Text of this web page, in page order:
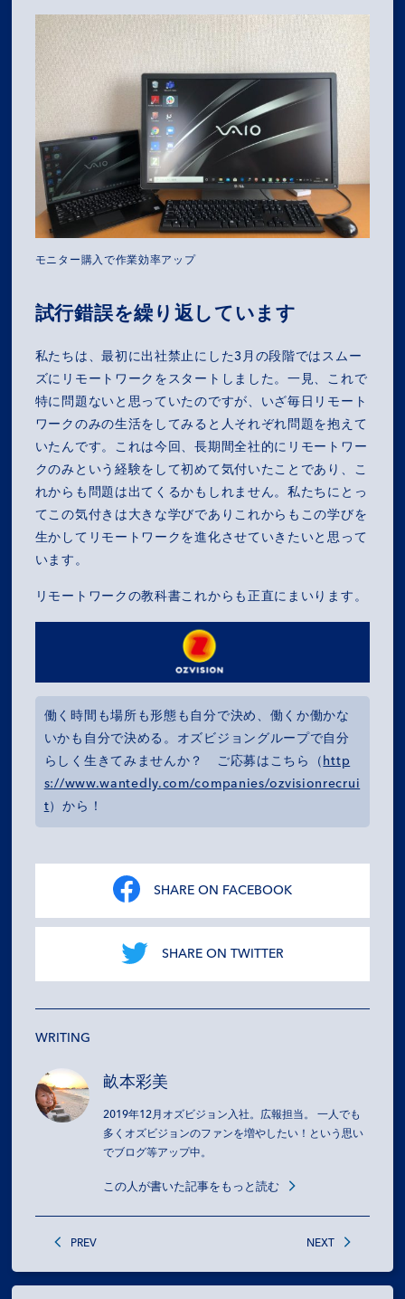
SERVICES
RECRUIT
NEWS
OZ MEDIA
PRIVACY POLICY CONTACT
モニター購入で作業効率アップ
試行錯誤を繰り返しています
私たちは、最初に出社禁止にした3月の段階ではスムー
ズにリモートワークをスタートしました。一見、これで
特に問題ないと思っていたのですが、いざ毎日リモート
ワークのみの生活をしてみると人それぞれ問題を抱えて
いたんです。これは今回、長期間全社的にリモートワー
クのみという経験をして初めて気付いたことであり、こ
れからも問題は出てくるかもしれません。私たちにとっ
てこの気付きは大きな学びでありこれからもこの学びを
生かしてリモートワークを進化させていきたいと思って
います。
リモートワークの教科書これからも正直にまいります。
働く時間も場所も形態も自分で決め、働くか働かな
いかも自分で決める。オズビジョングループで自分
らしく生きてみませんか？ ご応募はこちら（ http
s://www.wantedly.com/companies/ozvisionrecrui
t）から！
SHARE ON FACEBOOK
SHARE ON TWITTER
WRITING
畝本彩美
2019年12月オズビジョン入社。広報担当。 一人でも
多くオズビジョンのファンを増やしたい！という思い
でブログ等アップ中。
この人が書いた記事をもっと読む
PREV NEXT